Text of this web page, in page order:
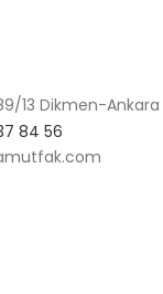
13 Dikmen-Ankara
84 56